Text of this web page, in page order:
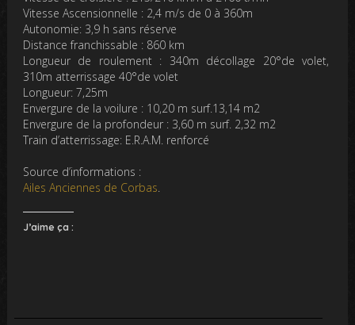
Vitesse Ascensionnelle : 2,4 m/s de 0 à 360m
Autonomie: 3,9 h sans réserve
Distance franchissable : 860 km
Longueur de roulement : 340m décollage 20°de volet,
310m atterrissage 40°de volet
Longueur: 7,25m
Envergure de la voilure : 10,20 m surf.13,14 m2
Envergure de la profondeur : 3,60 m surf. 2,32 m2
Train d’atterrissage: E.R.A.M. renforcé
Source d’informations :
Ailes Anciennes de Corbas.
J’aime ça :